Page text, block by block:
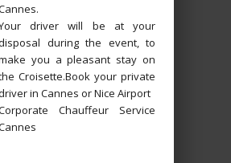
driver will be at your
during the event, to
you a pleasant stay on
Croisette.Book your private
in Cannes or Nice Airport
Chauffeur Service